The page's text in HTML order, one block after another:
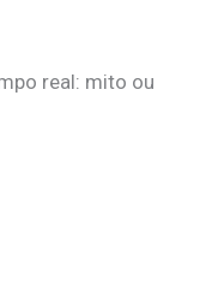
real: mito ou